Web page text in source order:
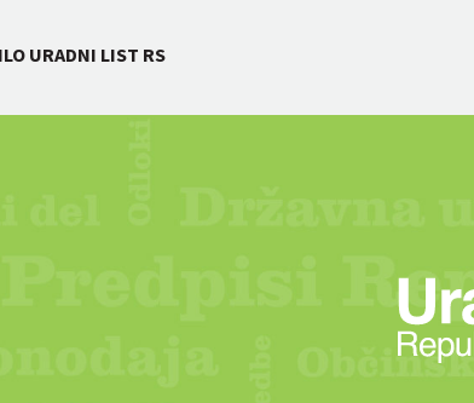
URADNI LIST RS